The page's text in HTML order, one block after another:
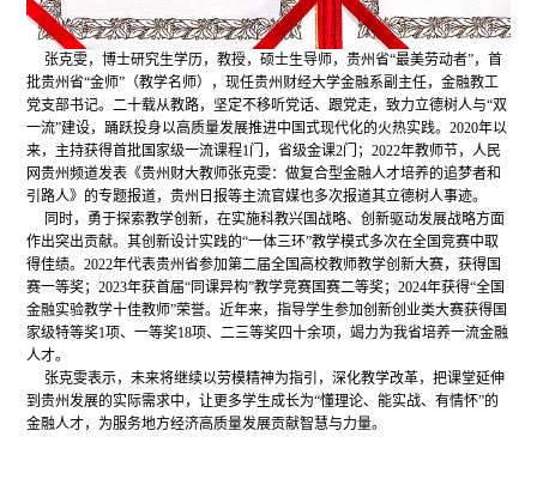
张克雯，博士研究生学历，教授，硕士生导师，贵州省“最美劳动者”，首
批贵州省“金师”（教学名师），现任贵州财经大学金融系副主任，金融教工
党支部书记。二十载从教路，坚定不移听党话、跟党走，致力立德树人与“双
一流”建设，踊跃投身以高质量发展推进中国式现代化的火热实践。2020年以
来，主持获得首批国家级一流课程1门，省级金课2门；2022年教师节，人民
网贵州频道发表《贵州财大教师张克雯：做复合型金融人才培养的追梦者和
引路人》的专题报道，贵州日报等主流官媒也多次报道其立德树人事迹。
同时，勇于探索教学创新，在实施科教兴国战略、创新驱动发展战略方面
作出突出贡献。其创新设计实践的“一体三环”教学模式多次在全国竞赛中取
得佳绩。2022年代表贵州省参加第二届全国高校教师教学创新大赛，获得国
赛一等奖；2023年获首届“同课异构”教学竞赛国赛二等奖；2024年获得“全国
金融实验教学十佳教师”荣誉。近年来，指导学生参加创新创业类大赛获得国
家级特等奖1项、一等奖18项、二三等奖四十余项，竭力为我省培养一流金融
人才。
张克雯表示，未来将继续以劳模精神为指引，深化教学改革，把课堂延伸
到贵州发展的实际需求中，让更多学生成长为“懂理论、能实战、有情怀”的
金融人才，为服务地方经济高质量发展贡献智慧与力量。